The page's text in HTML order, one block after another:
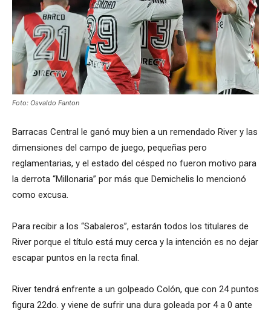
Foto: Osvaldo Fanton
Barracas Central le ganó muy bien a un remendado River y las
dimensiones del campo de juego, pequeñas pero
reglamentarias, y el estado del césped no fueron motivo para
la derrota “Millonaria” por más que Demichelis lo mencionó
como excusa.
Para recibir a los “Sabaleros”, estarán todos los titulares de
River porque el título está muy cerca y la intención es no dejar
escapar puntos en la recta final.
River tendrá enfrente a un golpeado Colón, que con 24 puntos
figura 22do. y viene de sufrir una dura goleada por 4 a 0 ante